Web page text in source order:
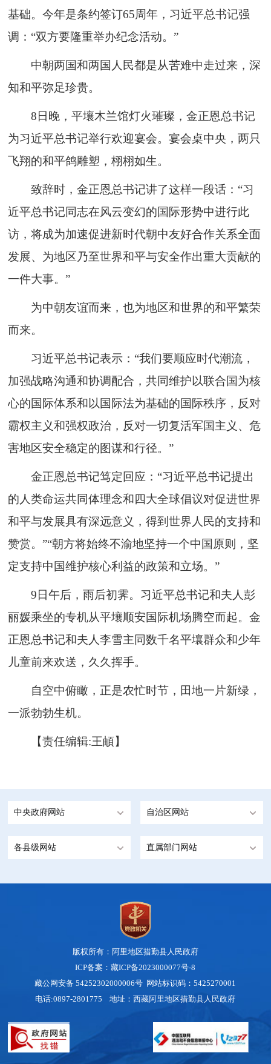
基础。今年是条约签订65周年，习近平总书记强
调：“双方要隆重举办纪念活动。”
中朝两国和两国人民都是从苦难中走过来，深
知和平弥足珍贵。
8日晚，平壤木兰馆灯火璀璨，金正恩总书记
为习近平总书记举行欢迎宴会。宴会桌中央，两只
飞翔的和平鸽雕塑，栩栩如生。
致辞时，金正恩总书记讲了这样一段话：“习
近平总书记同志在风云变幻的国际形势中进行此
访，将成为加速促进新时代朝中友好合作关系全面
发展、为地区乃至世界和平与安全作出重大贡献的
一件大事。”
为中朝友谊而来，也为地区和世界的和平繁荣
而来。
习近平总书记表示：“我们要顺应时代潮流，
加强战略沟通和协调配合，共同维护以联合国为核
心的国际体系和以国际法为基础的国际秩序，反对
霸权主义和强权政治，反对一切复活军国主义、危
害地区安全稳定的图谋和行径。”
金正恩总书记笃定回应：“习近平总书记提出
的人类命运共同体理念和四大全球倡议对促进世界
和平与发展具有深远意义，得到世界人民的支持和
赞赏。”“朝方将始终不渝地坚持一个中国原则，坚
定支持中国维护核心利益的政策和立场。”
9日午后，雨后初霁。习近平总书记和夫人彭
丽媛乘坐的专机从平壤顺安国际机场腾空而起。金
正恩总书记和夫人李雪主同数千名平壤群众和少年
儿童前来欢送，久久挥手。
自空中俯瞰，正是农忙时节，田地一片新绿，
一派勃勃生机。
【责任编辑:王頔】
中央政府网站 自治区网站
各县级网站 直属部门网站
版权所有：阿里地区措勤县人民政府
ICP备案：藏ICP备2023000077号-8
藏公网安备 54252302000006号 网站标识码：5425270001
电话:0897-2801775 地址：西藏阿里地区措勤县人民政府